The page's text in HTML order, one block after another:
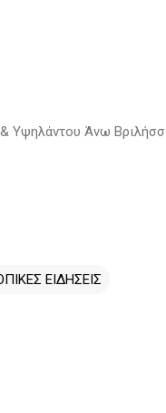
Υψηλάντου Άνω
ΕΙΔΗΣΕΙΣ